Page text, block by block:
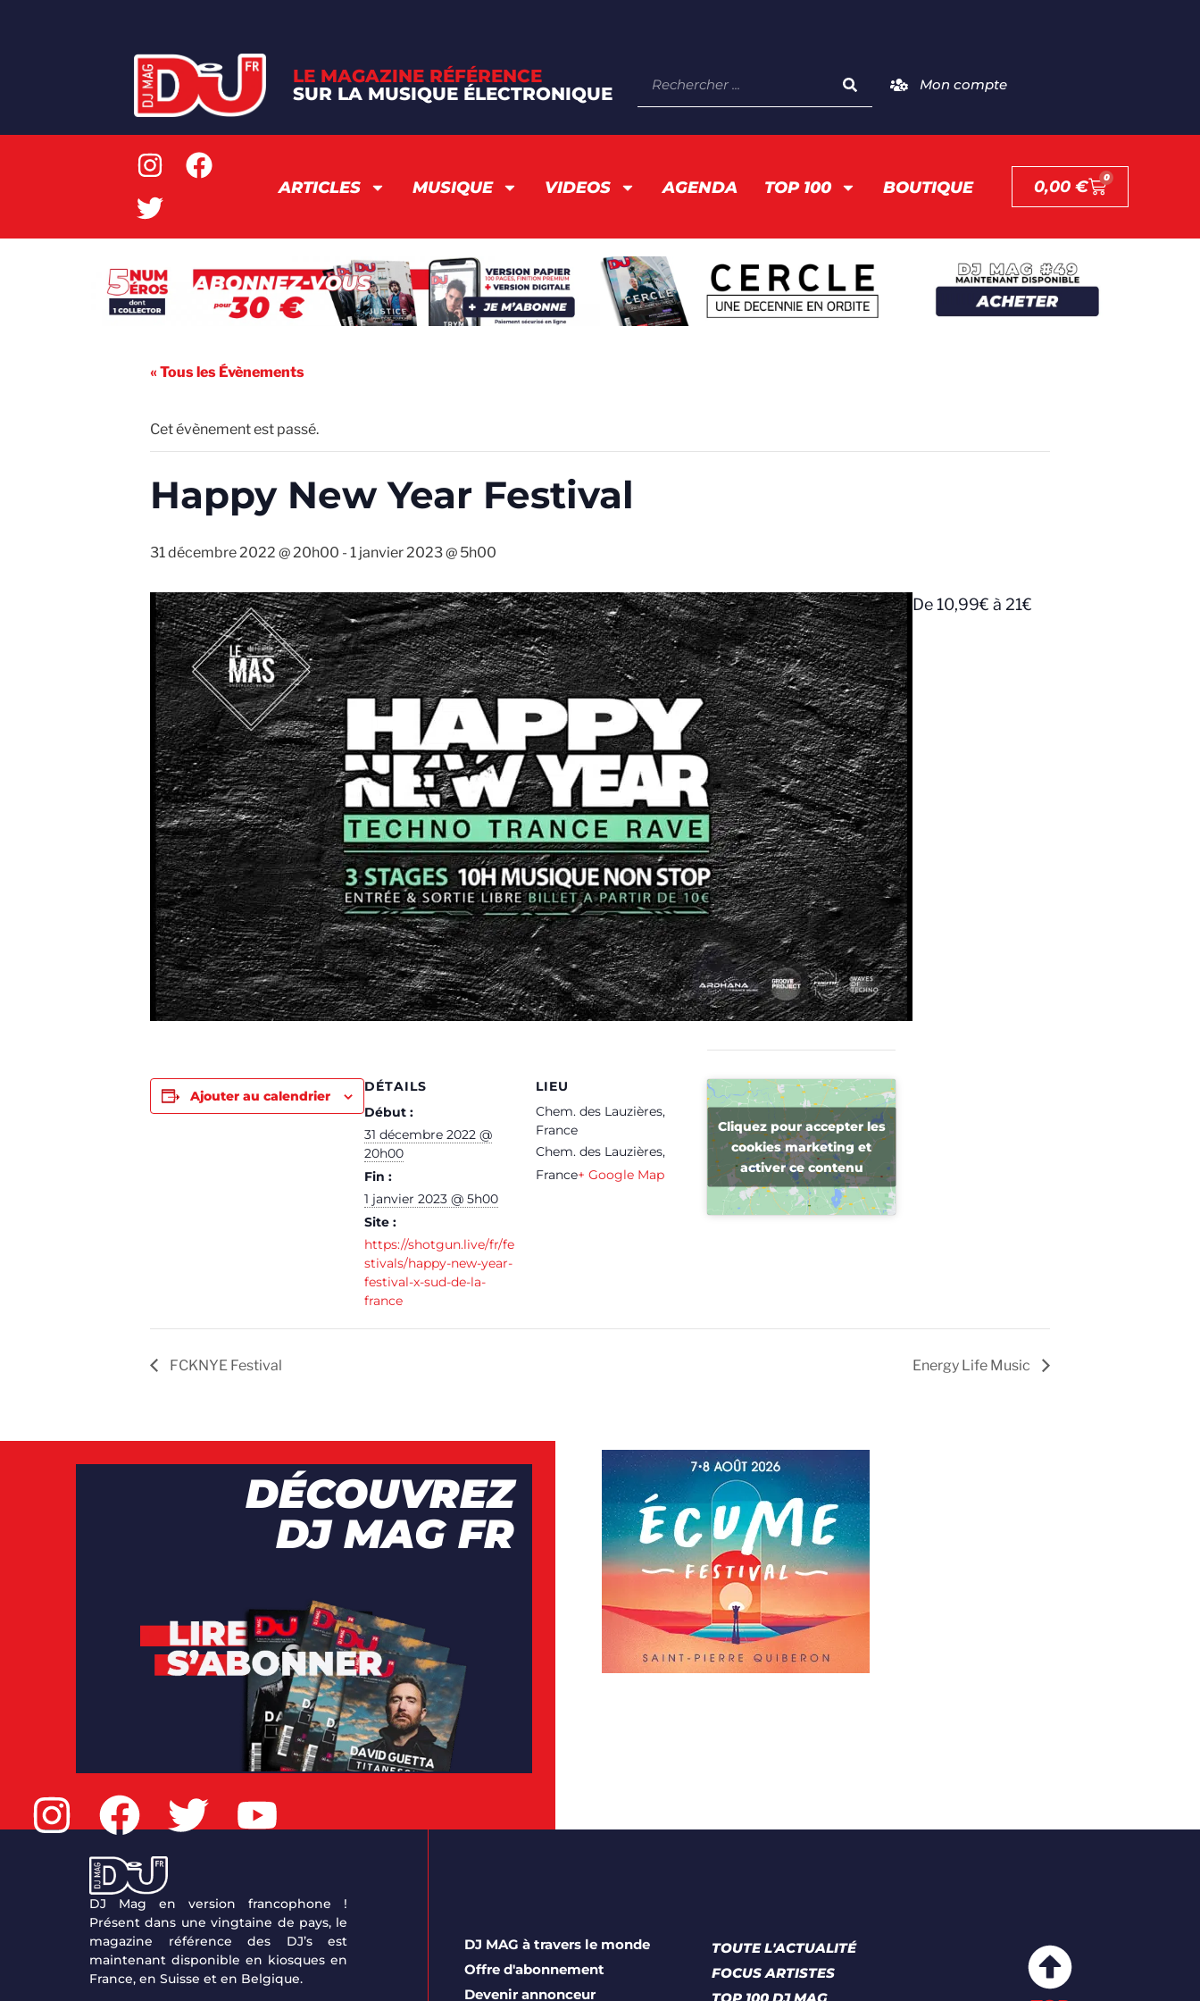
LE MAGAZINE RÉFÉRENCE
SUR LA MUSIQUE ÉLECTRONIQUE
Mon compte
ARTICLES MUSIQUE VIDEOS AGENDA TOP 100 BOUTIQUE 0,00€ 0
« Tous les Évènements
Cet évènement est passé.
Happy New Year Festival
31 décembre 2022 @ 20h00 - 1 janvier 2023 @ 5h00
De 10,99€ à 21€
Ajouter au calendrier
DÉTAILS
Début :
31 décembre 2022 @
20h00
Fin :
1 janvier 2023 @ 5h00
Site :
https://shotgun.live/fr/fe
stivals/happy-new-year-
festival-x-sud-de-la-
france
LIEU
Chem. des Lauzières,
France
Chem. des Lauzières,
France+ Google Map
Cliquez pour accepter les
cookies marketing et
activer ce contenu
FCKNYE Festival Energy Life Music
DÉCOUVREZ
DJ MAG FR
DJ Mag en version francophone !
Présent dans une vingtaine de pays, le
magazine référence des DJ’s est
maintenant disponible en kiosques en
France, en Suisse et en Belgique.
DJ MAG à travers le monde
Offre d'abonnement
Devenir annonceur
TOUTE L'ACTUALITÉ
FOCUS ARTISTES